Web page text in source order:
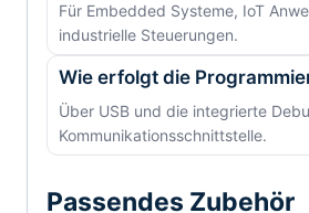
Für Embedded Systeme, IoT
industrielle Steuerungen.
Wie erfolgt die
Über USB und die integrierte
Kommunikationsschnittstelle.
Passendes Zubehör